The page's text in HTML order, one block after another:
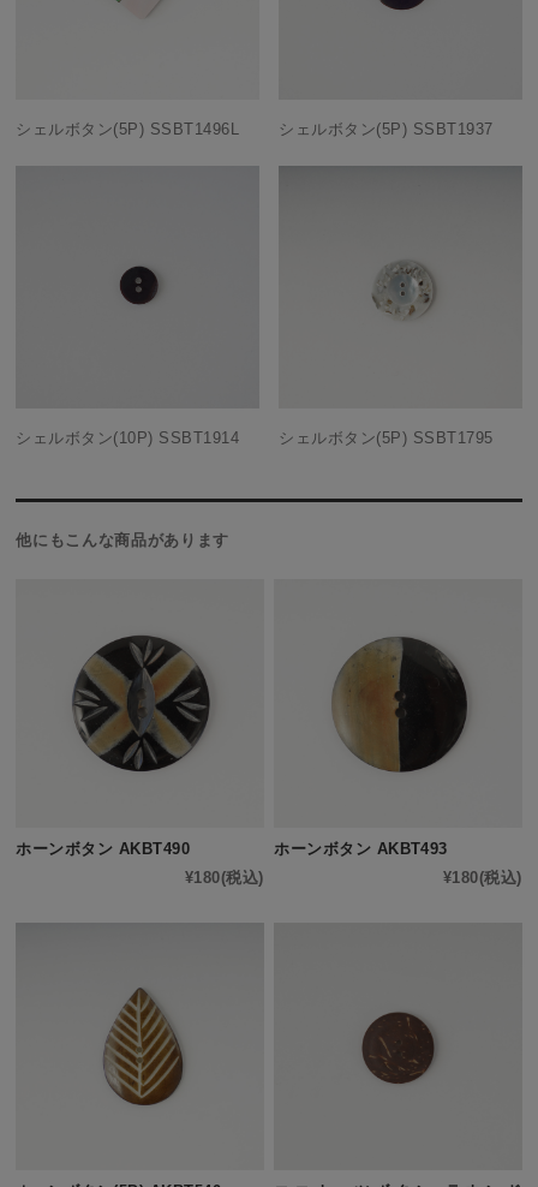
シェルボタン(5P) SSBT1496L シェルボタン(5P) SSBT1937
シェルボタン(10P) SSBT1914 シェルボタン(5P) SSBT1795
他にもこんな商品があります
ホーンボタン AKBT490
¥180(税込)
ホーンボタン AKBT493
¥180(税込)